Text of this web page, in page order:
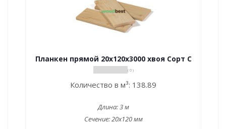
Планкен прямой 20х120х3000 хвоя Сорт С
( 0 )
Количество в м³: 138.89
Длина:3 м
Сечение:20x120 мм